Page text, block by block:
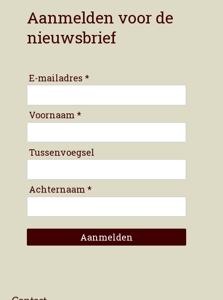
Aanmelden voor de
nieuwsbrief
E-mailadres *
Voornaam *
Tussenvoegsel
Achternaam *
Aanmelden